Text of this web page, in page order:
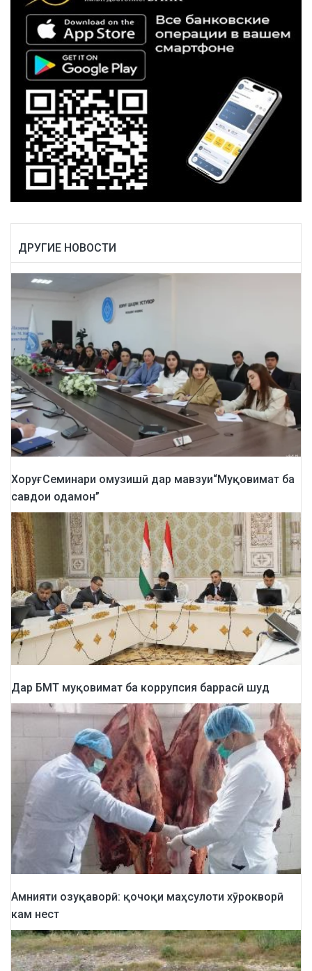
ДРУГИЕ НОВОСТИ
Хоруғ: Семинари омузишӣ дар мавзуи“Муқовимат ба
савдои одамон”
Дар БМТ муқовимат ба коррупсия баррасӣ шуд
Амнияти озуқаворӣ: қочоқи маҳсулоти хӯрокворӣ
кам нест